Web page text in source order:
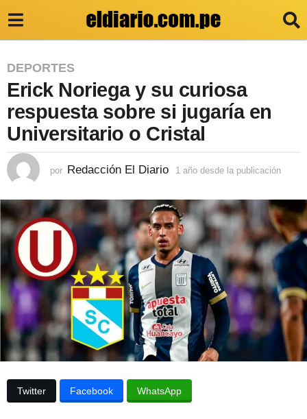
1
a
ñ
o
e
d
e
a
p
u
b
l
i
c
DEPORTES
Erick Noriega y su curiosa
respuesta sobre si jugaría en
Universitario o Cristal
por Redacción El Diario 1 año desde la publicación
o
e
s
l
a
p
u
b
Twitter Facebook WhatsApp